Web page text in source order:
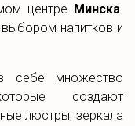
центре Минска.
напитков и
себе множество
создают
люстры, зеркала